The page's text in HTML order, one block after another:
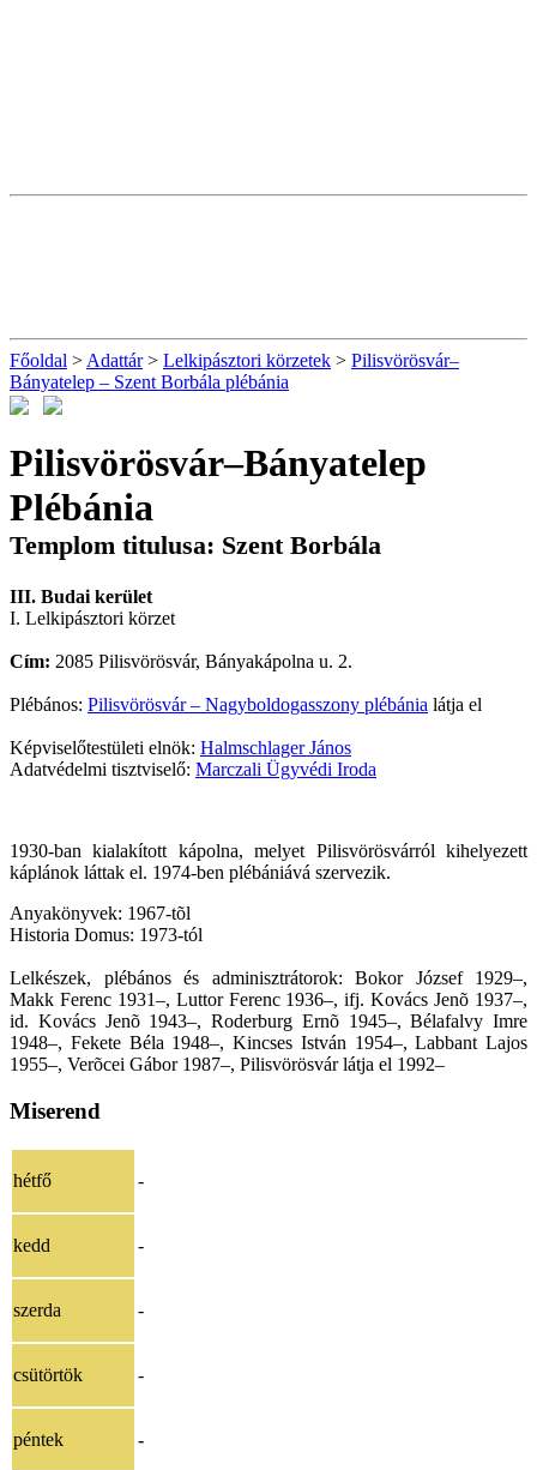
Főoldal > Adattár> Lelkipásztori körzetek > Pilisvörösvár–
Bányatelep – Szent Borbála plébánia
Pilisvörösvár–Bányatelep
Plébánia
Templom titulusa: Szent Borbála
III. Budai kerület
I. Lelkipásztori körzet
Cím: 2085 Pilisvörösvár, Bányakápolna u. 2.
Plébános: Pilisvörösvár – Nagyboldogasszony plébánia látja el
Képviselőtestületi elnök: Halmschlager János
Adatvédelmi tisztviselő: Marczali Ügyvédi Iroda
1930-ban kialakított kápolna, melyet Pilisvörösvárról kihelyezett
káplánok láttak el. 1974-ben plébániává szervezik.
Anyakönyvek: 1967-tõl
Historia Domus: 1973-tól
Lelkészek, plébános és adminisztrátorok: Bokor József 1929–,
Makk Ferenc 1931–, Luttor Ferenc 1936–, ifj. Kovács Jenõ 1937–,
id. Kovács Jenõ 1943–, Roderburg Ernõ 1945–, Bélafalvy Imre
1948–, Fekete Béla 1948–, Kincses István 1954–, Labbant Lajos
1955–, Verõcei Gábor 1987–, Pilisvörösvár látja el 1992–
Miserend
hétfő -
kedd -
szerda -
csütörtök -
péntek -